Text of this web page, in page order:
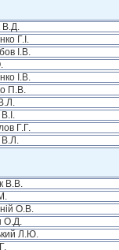
В.Д.
Г.І.
І.В.
І.В.
П.В.
Г.Г.
В.Л.
В.В.
О.В.
О.Д.
Л.Ю.